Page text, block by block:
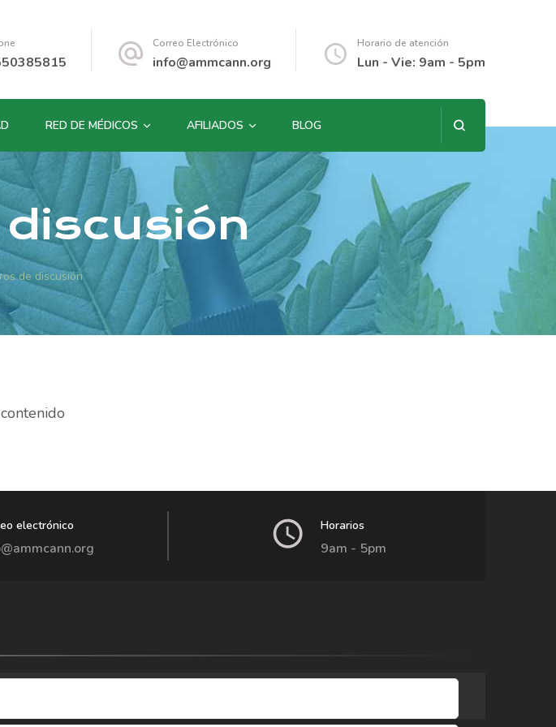
Correo Electrónico
info@ammcann.org
Horario de atención
Lun - Vie: 9am - 5pm
RED DE MÉDICOS AFILIADOS BLOG
de discusión
electrónico Horarios
9am - 5pm